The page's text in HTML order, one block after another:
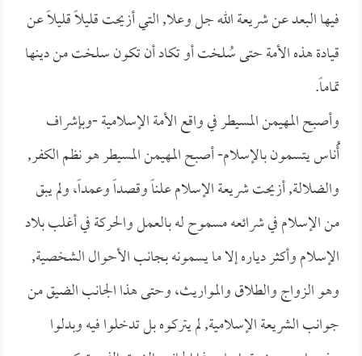
فيها البعد عن شريعة الله جل وعلا, التي أزيحت قليلاً قليلاً عن
قيادة هذه الأمة حتى سُلخت أو تكاد أن تكون سلخت من دينها
تماماً.
وأصبح المهيمن المسيطر في واقع الأمة الإسلامية -وبإشراف
أَُناس يتسمون بالإسلام- أصبح المهيمن المسيطر هو نظم الكفر,
والضلالة, أزيحت شريعة الإسلام علناً وقصداً وعمداً، ولم يبق
من الإسلام في شرائعه مسموح له بالعمل والحركة في أغلب بلاد
الإسلام وأكثر دياره إلا ما يسمونه بجانب الأحوال الشخصية,
وهو الزواج والطلاق والمواريث، وحتى هذا الجانب الضيق من
جوانب الشريعة الإسلامية, لم يتركوه بل تدخلوا فيه وبدلوا